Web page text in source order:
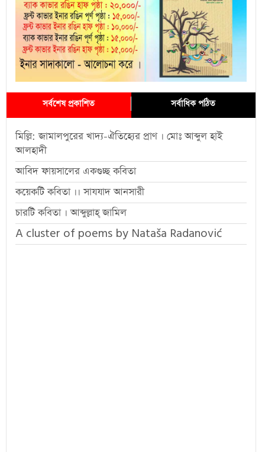
সর্বশেষ প্রকাশিত সর্বাধিক পঠিত
মিল্লি: জামালপুরের খাদ্য-ঐতিহ্যের প্রাণ । মোঃ আব্দুল হাই
আলহাদী
আবিদ ফায়সালের একগুচ্ছ কবিতা
কয়েকটি কবিতা ।। সাযযাদ আনসারী
চারটি কবিতা । আব্দুল্লাহ্ জামিল
A cluster of poems by Nataša Radanović